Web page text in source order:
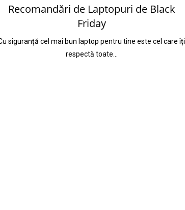
Recomandări de Laptopuri de Black
Friday
siguranță cel mai bun laptop pentru tine este cel care îți
respectă toate…